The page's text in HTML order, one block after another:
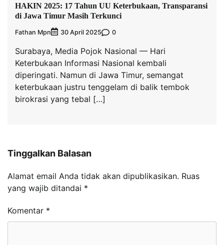
HAKIN 2025: 17 Tahun UU Keterbukaan, Transparansi
di Jawa Timur Masih Terkunci
Fathan Mpn 30 April 2025 0
Surabaya, Media Pojok Nasional — Hari
Keterbukaan Informasi Nasional kembali
diperingati. Namun di Jawa Timur, semangat
keterbukaan justru tenggelam di balik tembok
birokrasi yang tebal […]
Tinggalkan Balasan
Alamat email Anda tidak akan dipublikasikan. Ruas
yang wajib ditandai *
Komentar *